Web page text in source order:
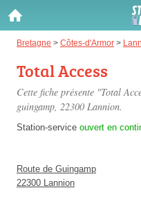
Bretagne > Côtes-d'Armor >
Total Access
Cette fiche présente "Total
guingamp, 22300 Lannion.
Station-service ouvert en
Route de Guingamp
22300 Lannion
Gazole :
Disponible
SP 98 :
Disponible
Disponible